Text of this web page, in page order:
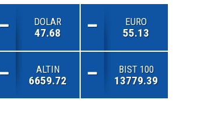
DOLAR
47.68
EURO
55.13
ALTIN
6659.72
BIST 100
13779.39